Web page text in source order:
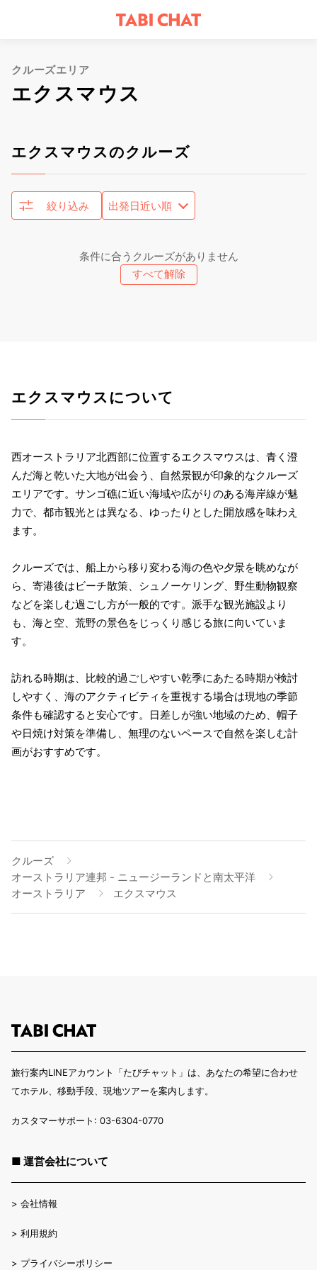
クルーズエリア
エクスマウス
エクスマウスのクルーズ
絞り込み
条件に合うクルーズがありません
すべて解除
エクスマウスについて
西オーストラリア北西部に位置するエクスマウスは、青く澄
んだ海と乾いた大地が出会う、自然景観が印象的なクルーズ
エリアです。サンゴ礁に近い海域や広がりのある海岸線が魅
力で、都市観光とは異なる、ゆったりとした開放感を味わえ
ます。
クルーズでは、船上から移り変わる海の色や夕景を眺めなが
ら、寄港後はビーチ散策、シュノーケリング、野生動物観察
などを楽しむ過ごし方が一般的です。派手な観光施設より
も、海と空、荒野の景色をじっくり感じる旅に向いていま
す。
訪れる時期は、比較的過ごしやすい乾季にあたる時期が検討
しやすく、海のアクティビティを重視する場合は現地の季節
条件も確認すると安心です。日差しが強い地域のため、帽子
や日焼け対策を準備し、無理のないペースで自然を楽しむ計
画がおすすめです。
クルーズ
オーストラリア連邦 - ニュージーランドと南太平洋
オーストラリア
エクスマウス
旅行案内LINEアカウント「たびチャット」は、あなたの希望に合わせ
てホテル、移動手段、現地ツアーを案内します。
カスタマーサポート: 03-6304-0770
■ 運営会社について
> 会社情報
> 利用規約
> プライバシーポリシー